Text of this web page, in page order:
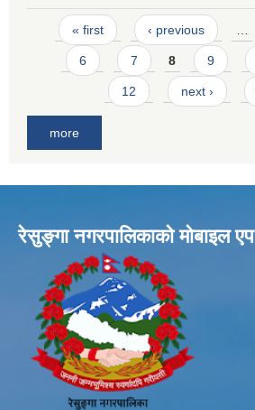
Pages
« first ‹ previous
6 7 8 9
12 next ›
more
रेसुङ्गा नगरपालिकाकाे माेबाइल एप